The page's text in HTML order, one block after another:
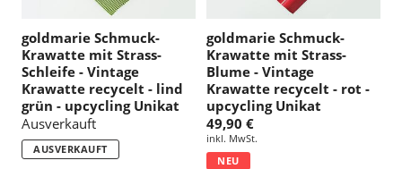
goldmarie Schmuck-
Krawatte mit Strass-
Schleife - Vintage
Krawatte recycelt - lind
grün - upcycling Unikat
Ausverkauft
AUSVERKAUFT
goldmarie Schmuck-
Krawatte mit Strass-
Blume - Vintage
Krawatte recycelt - rot -
upcycling Unikat
49,90 €
inkl. MwSt.
NEU